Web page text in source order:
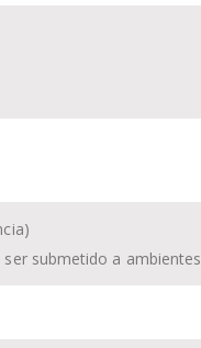
submetido a